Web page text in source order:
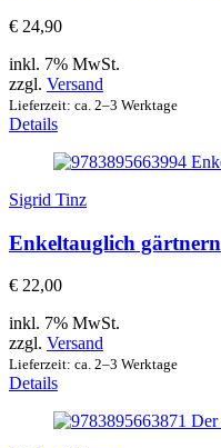
€ 24,90
inkl. 7% MwSt.
zzgl. Versand
Lieferzeit: ca. 2–3 Werktage
Details
Sigrid Tinz
Enkeltauglich gärtnern
€ 22,00
inkl. 7% MwSt.
zzgl. Versand
Lieferzeit: ca. 2–3 Werktage
Details